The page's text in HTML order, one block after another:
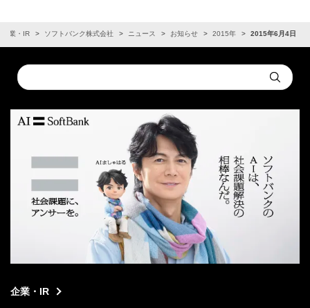
企業・IR ソフトバンク株式会社 ニュース お知らせ 2015年 2015年6月4日
Conduct
a
Submit
企業・IR